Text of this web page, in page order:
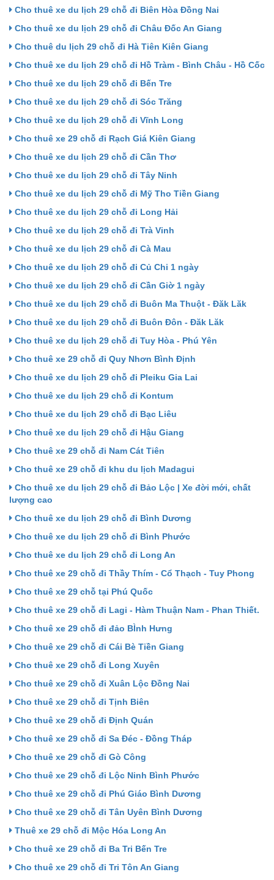
Cho thuê xe du lịch 29 chỗ đi Biên Hòa Đồng Nai
Cho thuê xe du lịch 29 chỗ đi Châu Đốc An Giang
Cho thuê du lịch 29 chỗ đi Hà Tiên Kiên Giang
Cho thuê xe du lịch 29 chỗ đi Hồ Tràm - Bình Châu - Hồ Cốc
Cho thuê xe du lịch 29 chỗ đi Bến Tre
Cho thuê xe du lịch 29 chỗ đi Sóc Trăng
Cho thuê xe du lịch 29 chỗ đi Vĩnh Long
Cho thuê xe 29 chỗ đi Rạch Giá Kiên Giang
Cho thuê xe du lịch 29 chỗ đi Cần Thơ
Cho thuê xe du lịch 29 chỗ đi Tây Ninh
Cho thuê xe du lịch 29 chỗ đi Mỹ Tho Tiền Giang
Cho thuê xe du lịch 29 chỗ đi Long Hải
Cho thuê xe du lịch 29 chỗ đi Trà Vinh
Cho thuê xe du lịch 29 chỗ đi Cà Mau
Cho thuê xe du lịch 29 chỗ đi Củ Chi 1 ngày
Cho thuê xe du lịch 29 chỗ đi Cần Giờ 1 ngày
Cho thuê xe du lịch 29 chỗ đi Buôn Ma Thuột - Đăk Lăk
Cho thuê xe du lịch 29 chỗ đi Buôn Đôn - Đăk Lăk
Cho thuê xe du lịch 29 chỗ đi Tuy Hòa - Phú Yên
Cho thuê xe 29 chỗ đi Quy Nhơn Bình Định
Cho thuê xe du lịch 29 chỗ đi Pleiku Gia Lai
Cho thuê xe du lịch 29 chỗ đi Kontum
Cho thuê xe du lịch 29 chỗ đi Bạc Liêu
Cho thuê xe du lịch 29 chỗ đi Hậu Giang
Cho thuê xe 29 chỗ đi Nam Cát Tiên
Cho thuê xe 29 chỗ đi khu du lịch Madagui
Cho thuê xe du lịch 29 chỗ đi Bảo Lộc | Xe đời mới, chất
lượng cao
Cho thuê xe du lịch 29 chỗ đi Bình Dương
Cho thuê xe du lịch 29 chỗ đi Bình Phước
Cho thuê xe du lịch 29 chỗ đi Long An
Cho thuê xe 29 chỗ đi Thầy Thím - Cổ Thạch - Tuy Phong
Cho thuê xe 29 chỗ tại Phú Quốc
Cho thuê xe 29 chỗ đi Lagi - Hàm Thuận Nam - Phan Thiết.
Cho thuê xe 29 chỗ đi đảo BÌnh Hưng
Cho thuê xe 29 chỗ đi Cái Bè Tiền Giang
Cho thuê xe 29 chỗ đi Long Xuyên
Cho thuê xe 29 chỗ đi Xuân Lộc Đồng Nai
Cho thuê xe 29 chỗ đi Tịnh Biên
Cho thuê xe 29 chỗ đi Định Quán
Cho thuê xe 29 chỗ đi Sa Đéc - Đồng Tháp
Cho thuê xe 29 chỗ đi Gò Công
Cho thuê xe 29 chỗ đi Lộc Ninh Bình Phước
Cho thuê xe 29 chỗ đi Phú Giáo Bình Dương
Cho thuê xe 29 chỗ đi Tân Uyên Bình Dương
Thuê xe 29 chỗ đi Mộc Hóa Long An
Cho thuê xe 29 chỗ đi Ba Tri Bến Tre
Cho thuê xe 29 chỗ đi Tri Tôn An Giang